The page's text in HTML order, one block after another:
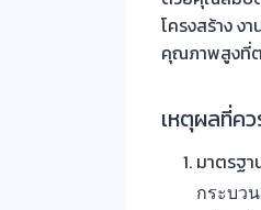
โครงสร้าง ง
คุณภาพสูงที่ต
เหตุผลที่ค
มาตรฐ
กระบว